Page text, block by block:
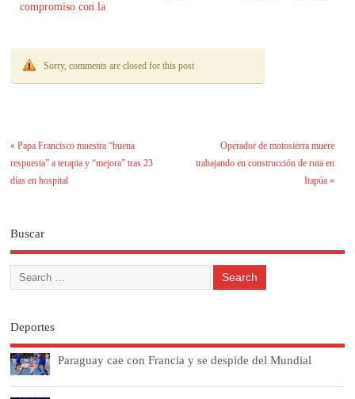
compromiso con la
Sorry, comments are closed for this post
«Papa Francisco muestra “buena
respuesta” a terapia y “mejora” tras 23
días en hospital
Operador de motosierra muere
trabajando en construcción de ruta en
Itapúa»
Buscar
Deportes
Paraguay cae con Francia y se despide del Mundial